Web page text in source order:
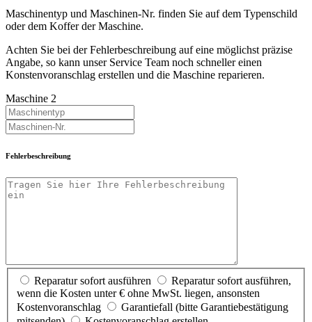
Maschinentyp und Maschinen-Nr. finden Sie auf dem Typenschild
oder dem Koffer der Maschine.
Achten Sie bei der Fehlerbeschreibung auf eine möglichst präzise
Angabe, so kann unser Service Team noch schneller einen
Konstenvoranschlag erstellen und die Maschine reparieren.
Maschine 2
Fehlerbeschreibung
Reparatur sofort ausführen
Reparatur sofort ausführen,
wenn die Kosten unter € ohne MwSt. liegen, ansonsten
Kostenvoranschlag
Garantiefall (bitte Garantiebestätigung